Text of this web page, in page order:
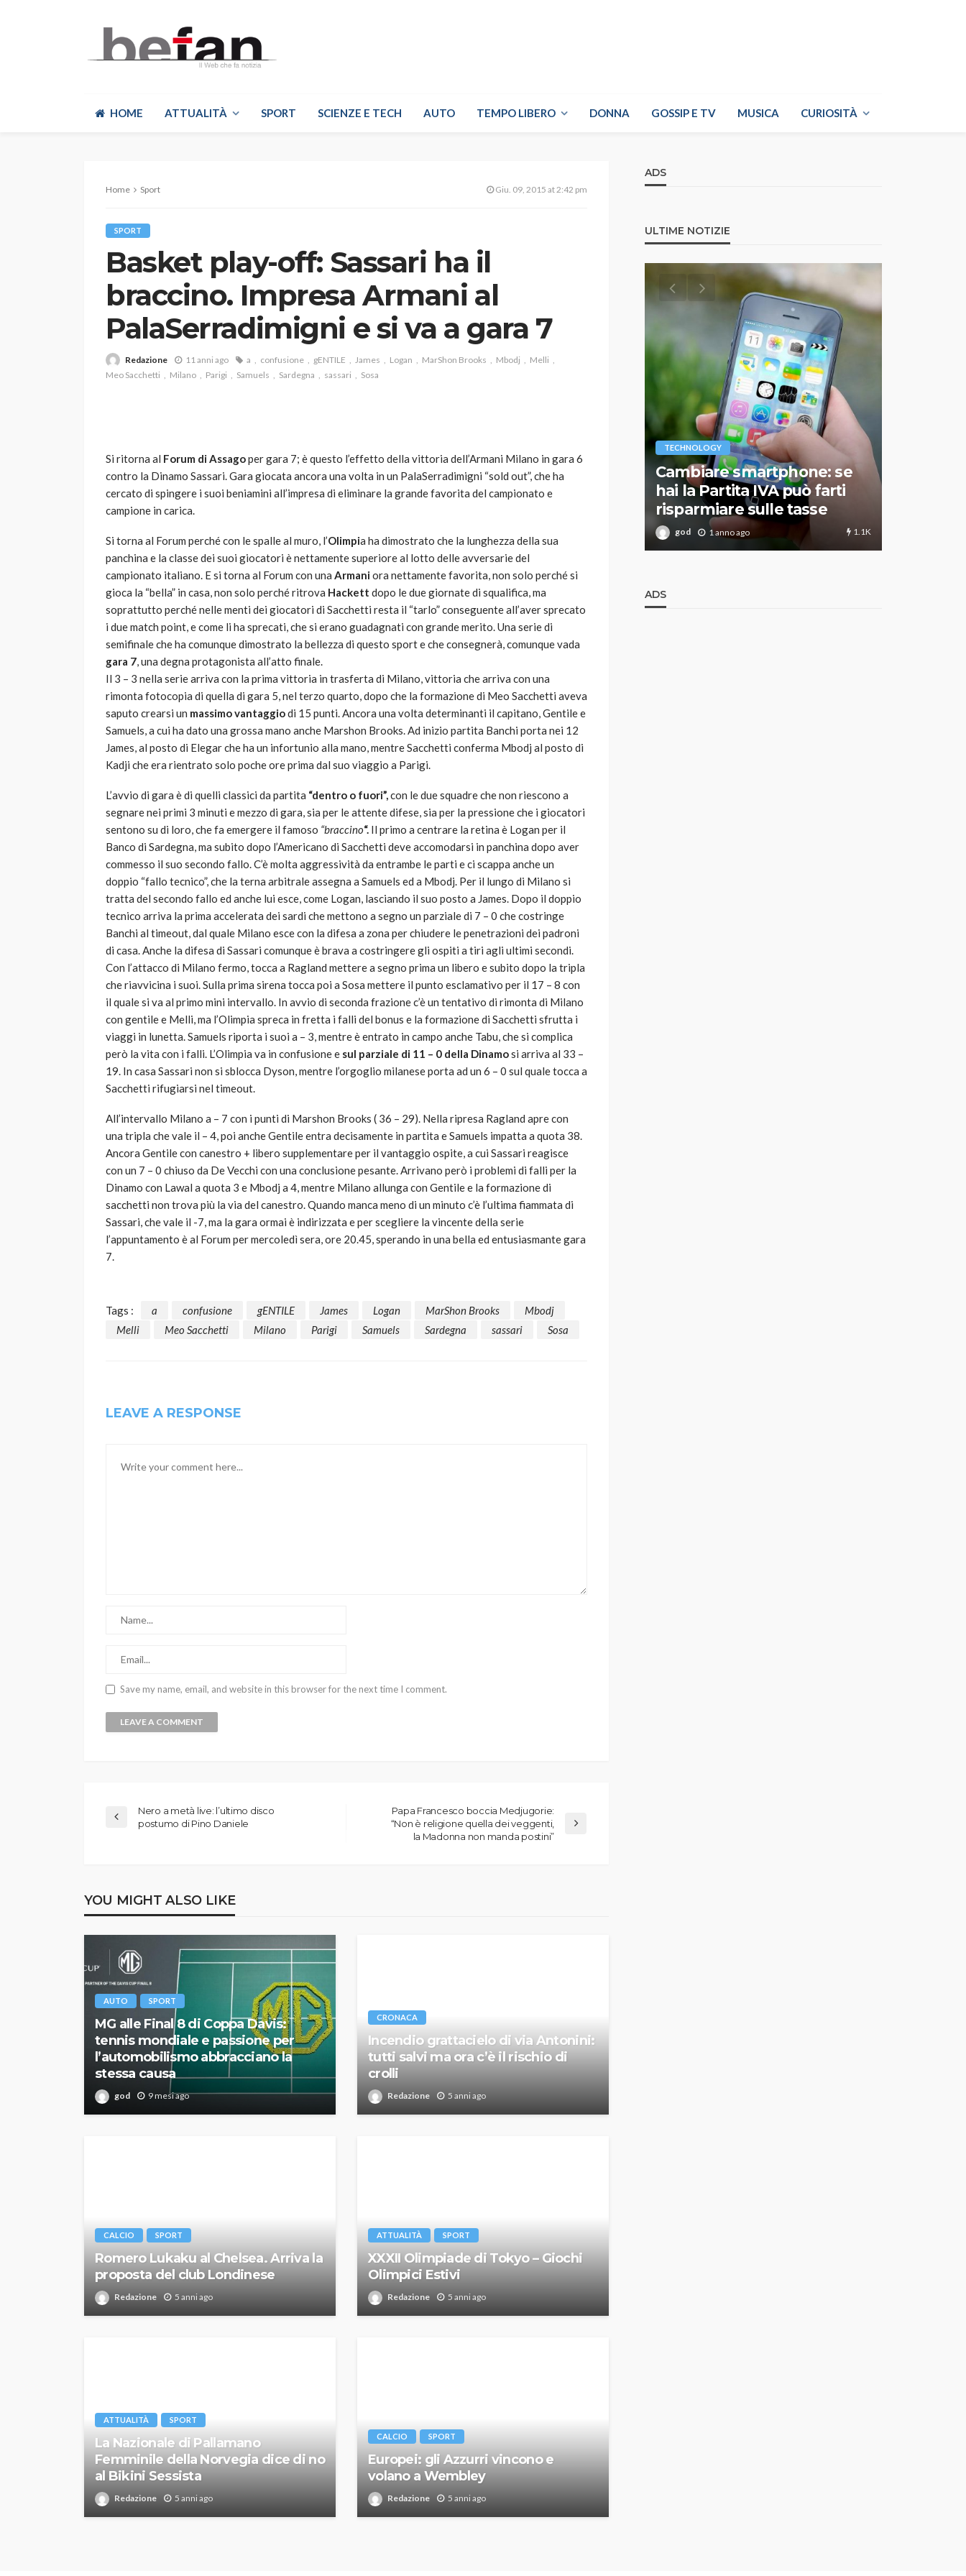
HOME ATTUALITÀ SPORT SCIENZE E TECH AUTO TEMPO LIBERO DONNA GOSSIP E TV MUSICA CURIOSITÀ
Home Sport Giu. 09, 2015 at 2:42 pm
SPORT
Basket play-off: Sassari ha il
braccino. Impresa Armani al
PalaSerradimigni e si va a gara 7
Redazione 11 anni ago a confusione gENTILE James Logan MarShon Brooks Mbodj
Melli
Meo Sacchetti
Milano Parigi Samuels Sardegna sassari Sosa
Si ritorna al Forum di Assagoper gara 7; è questo l’effetto della vittoria dell’Armani Milano in gara 6
contro la Dinamo Sassari. Gara giocata ancora una volta in un PalaSerradimigni “sold out”, che ha
cercato di spingere i suoi beniamini all’impresa di eliminare la grande favorita del campionato e
campione in carica.
Si torna al Forum perché con le spalle al muro, l’Olimpia ha dimostrato che la lunghezza della sua
panchina e la classe dei suoi giocatori è nettamente superiore al lotto delle avversarie del
campionato italiano. E si torna al Forum con una Armaniora nettamente favorita, non solo perché si
gioca la “bella” in casa, non solo perché ritrova Hackett dopo le due giornate di squalifica, ma
soprattutto perché nelle menti dei giocatori di Sacchetti resta il “tarlo” conseguente all’aver sprecato
i due match point, e come li ha sprecati, che si erano guadagnati con grande merito. Una serie di
semifinale che ha comunque dimostrato la bellezza di questo sport e che consegnerà, comunque vada
gara 7, una degna protagonista all’atto finale.
Il 3 – 3 nella serie arriva con la prima vittoria in trasferta di Milano, vittoria che arriva con una
rimonta fotocopia di quella di gara 5, nel terzo quarto, dopo che la formazione di Meo Sacchetti aveva
saputo crearsi un massimo vantaggiodi 15 punti. Ancora una volta determinanti il capitano, Gentile e
Samuels, a cui ha dato una grossa mano anche Marshon Brooks. Ad inizio partita Banchi porta nei 12
James, al posto di Elegar che ha un infortunio alla mano, mentre Sacchetti conferma Mbodj al posto di
Kadji che era rientrato solo poche ore prima dal suo viaggio a Parigi.
L’avvio di gara è di quelli classici da partita “dentro o fuori”,con le due squadre che non riescono a
segnare nei primi 3 minuti e mezzo di gara, sia per le attente difese, sia per la pressione che i giocatori
sentono su di loro, che fa emergere il famoso “braccino“. Il primo a centrare la retina è Logan per il
Banco di Sardegna, ma subito dopo l’Americano di Sacchetti deve accomodarsi in panchina dopo aver
commesso il suo secondo fallo. C’è molta aggressività da entrambe le parti e ci scappa anche un
doppio “fallo tecnico”, che la terna arbitrale assegna a Samuels ed a Mbodj. Per il lungo di Milano si
tratta del secondo fallo ed anche lui esce, come Logan, lasciando il suo posto a James. Dopo il doppio
tecnico arriva la prima accelerata dei sardi che mettono a segno un parziale di 7 – 0 che costringe
Banchi al timeout, dal quale Milano esce con la difesa a zona per chiudere le penetrazioni dei padroni
di casa. Anche la difesa di Sassari comunque è brava a costringere gli ospiti a tiri agli ultimi secondi.
Con l’attacco di Milano fermo, tocca a Ragland mettere a segno prima un libero e subito dopo la tripla
che riavvicina i suoi. Sulla prima sirena tocca poi a Sosa mettere il punto esclamativo per il 17 – 8 con
il quale si va al primo mini intervallo. In avvio di seconda frazione c’è un tentativo di rimonta di Milano
con gentile e Melli, ma l’Olimpia spreca in fretta i falli del bonus e la formazione di Sacchetti sfrutta i
viaggi in lunetta. Samuels riporta i suoi a – 3, mentre è entrato in campo anche Tabu, che si complica
però la vita con i falli. L’Olimpia va in confusione e sul parziale di 11 – 0 della Dinamosi arriva al 33 –
19. In casa Sassari non si sblocca Dyson, mentre l’orgoglio milanese porta ad un 6 – 0 sul quale tocca a
Sacchetti rifugiarsi nel timeout.
All’intervallo Milano a – 7 con i punti di Marshon Brooks ( 36 – 29). Nella ripresa Ragland apre con
una tripla che vale il – 4, poi anche Gentile entra decisamente in partita e Samuels impatta a quota 38.
Ancora Gentile con canestro + libero supplementare per il vantaggio ospite, a cui Sassari reagisce
con un 7 – 0 chiuso da De Vecchi con una conclusione pesante. Arrivano però i problemi di falli per la
Dinamo con Lawal a quota 3 e Mbodj a 4, mentre Milano allunga con Gentile e la formazione di
sacchetti non trova più la via del canestro. Quando manca meno di un minuto c’è l’ultima fiammata di
Sassari, che vale il -7, ma la gara ormai è indirizzata e per scegliere la vincente della serie
l’appuntamento è al Forum per mercoledì sera, ore 20.45, sperando in una bella ed entusiasmante gara
7.
Tags : a confusione gENTILE James Logan MarShon Brooks
Mbodj
Melli
Meo Sacchetti Milano Parigi Samuels Sardegna sassari Sosa
LEAVE A RESPONSE
Save my name, email, and website in this browser for the next time I comment.
Nero a metà live: l’ultimo disco
postumo di Pino Daniele
Papa Francesco boccia Medjugorie:
“Non è religione quella dei veggenti,
la Madonna non manda postini”
YOU MIGHT ALSO LIKE
AUTO SPORT
MG alle Final 8 di Coppa Davis:
tennis mondiale e passione per
l’automobilismo abbracciano la
stessa causa
god 9 mesi ago
CRONACA
Incendio grattacielo di via Antonini:
tutti salvi ma ora c’è il rischio di
crolli
Redazione 5 anni ago
CALCIO SPORT
Romero Lukaku al Chelsea. Arriva la
proposta del club Londinese
Redazione 5 anni ago
ATTUALITÀ SPORT
XXXII Olimpiade di Tokyo – Giochi
Olimpici Estivi
Redazione 5 anni ago
ATTUALITÀ SPORT
La Nazionale di Pallamano
Femminile della Norvegia dice di no
al Bikini Sessista
Redazione 5 anni ago
CALCIO SPORT
Europei: gli Azzurri vincono e
volano a Wembley
Redazione 5 anni ago
ADS
ULTIME NOTIZIE
VARIE
Robot tagliaerba: quale
scegliere per il tuo prato
Davis: tennis mondiale e
passione per
l’automobilismo
TECHNOLOGY
Cambiare smartphone: se
hai la Partita IVA può farti
risparmiare sulle tasse
god 1 anno ago 1.1K
ADS